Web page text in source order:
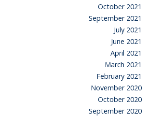
October 2021
September 2021
July 2021
June 2021
April 2021
March 2021
February 2021
November 2020
October 2020
September 2020